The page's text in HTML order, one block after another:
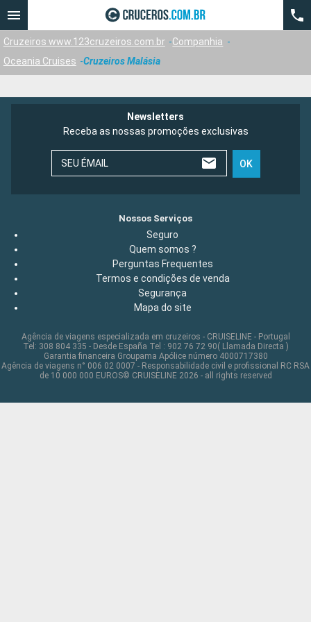
Cruzeiros www.123cruzeiros.com.br
Companhia
Oceania Cruises
Cruzeiros Malásia
Newsletters
Receba as nossas promoções exclusivas
SEU ÉMAIL OK
Nossos Serviços
Seguro
Quem somos ?
Perguntas Frequentes
Termos e condições de venda
Segurança
Mapa do site
Agência de viagens especializada em cruzeiros - CRUISELINE - Portugal
Tel: 308 804 335 - Desde España Tel : 902 76 72 90( Llamada Directa )
Garantia financeira Groupama Apólice número 4000717380
Agência de viagens n° 006 02 0007 - Responsabilidade civil e profissional RC RSA
de 10 000 000 EUROS© CRUISELINE 2026 - all rights reserved